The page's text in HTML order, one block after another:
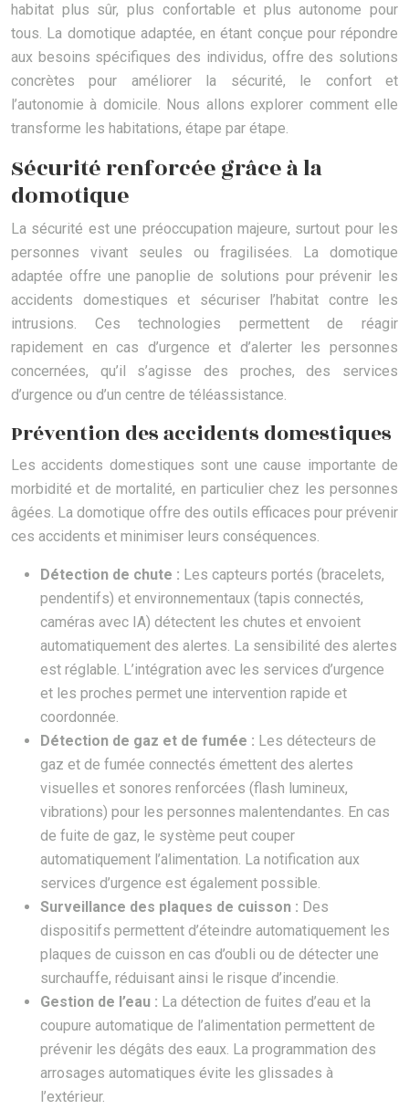
habitat plus sûr, plus confortable et plus autonome pour
tous. La domotique adaptée, en étant conçue pour répondre
aux besoins spécifiques des individus, offre des solutions
concrètes pour améliorer la sécurité, le confort et
l’autonomie à domicile. Nous allons explorer comment elle
transforme les habitations, étape par étape.
Sécurité renforcée grâce à la
domotique
La sécurité est une préoccupation majeure, surtout pour les
personnes vivant seules ou fragilisées. La domotique
adaptée offre une panoplie de solutions pour prévenir les
accidents domestiques et sécuriser l’habitat contre les
intrusions. Ces technologies permettent de réagir
rapidement en cas d’urgence et d’alerter les personnes
concernées, qu’il s’agisse des proches, des services
d’urgence ou d’un centre de téléassistance.
Prévention des accidents domestiques
Les accidents domestiques sont une cause importante de
morbidité et de mortalité, en particulier chez les personnes
âgées. La domotique offre des outils efficaces pour prévenir
ces accidents et minimiser leurs conséquences.
Détection de chute : Les capteurs portés (bracelets,
pendentifs) et environnementaux (tapis connectés,
caméras avec IA) détectent les chutes et envoient
automatiquement des alertes. La sensibilité des alertes
est réglable. L’intégration avec les services d’urgence
et les proches permet une intervention rapide et
coordonnée.
Détection de gaz et de fumée : Les détecteurs de
gaz et de fumée connectés émettent des alertes
visuelles et sonores renforcées (flash lumineux,
vibrations) pour les personnes malentendantes. En cas
de fuite de gaz, le système peut couper
automatiquement l’alimentation. La notification aux
services d’urgence est également possible.
Surveillance des plaques de cuisson : Des
dispositifs permettent d’éteindre automatiquement les
plaques de cuisson en cas d’oubli ou de détecter une
surchauffe, réduisant ainsi le risque d’incendie.
Gestion de l’eau : La détection de fuites d’eau et la
coupure automatique de l’alimentation permettent de
prévenir les dégâts des eaux. La programmation des
arrosages automatiques évite les glissades à
l’extérieur.